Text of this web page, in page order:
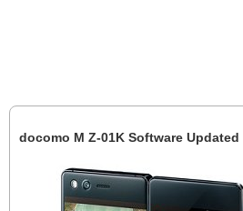
docomo M Z-01K Software Updated